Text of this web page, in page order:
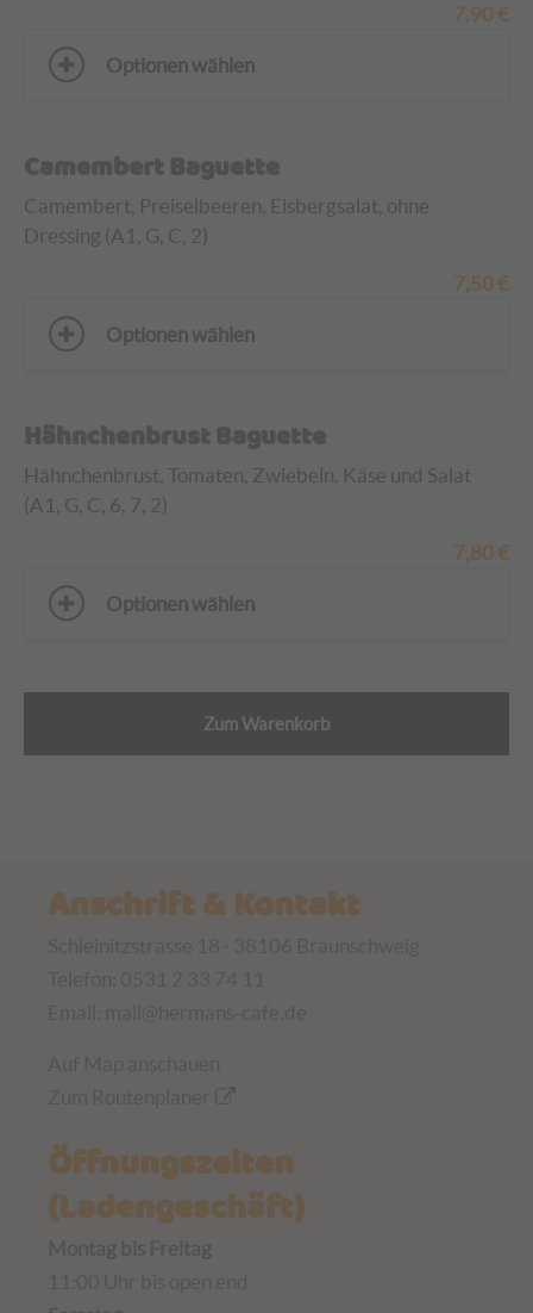
7,90 €
Optionen wählen
Camembert Baguette
Camembert, Preiselbeeren, Eisbergsalat, ohne
Dressing (A1, G, C, 2)
7,50 €
Optionen wählen
Hähnchenbrust Baguette
Hähnchenbrust , Tomaten, Zwiebeln, Käse und Salat
(A1, G, C, 6, 7, 2)
7,80 €
Optionen wählen
Zum Warenkorb
Anschrift & Kontakt
Öffnungszeiten
(Ladengeschäft)